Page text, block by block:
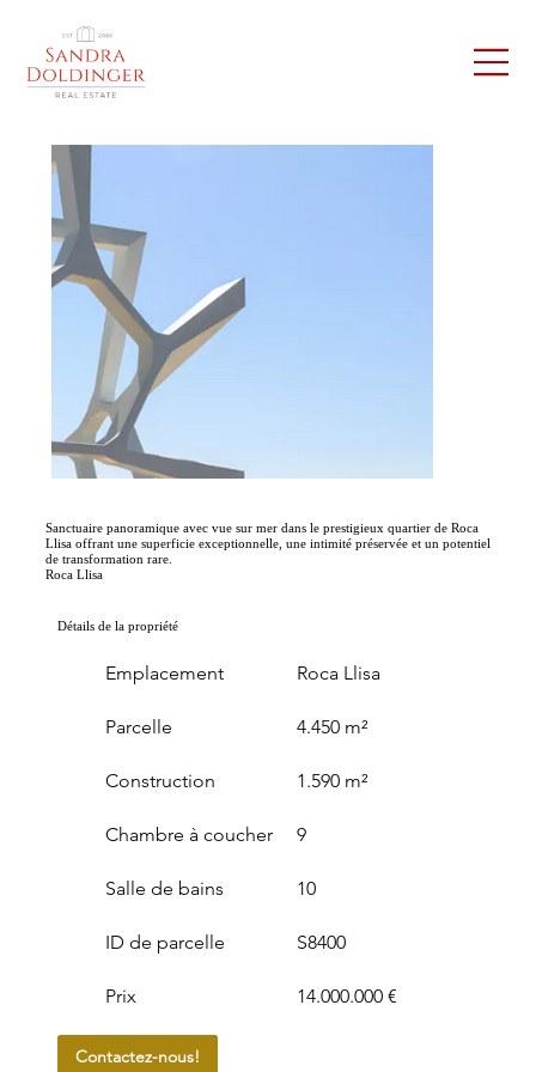
Sanctuaire panoramique avec vue sur mer dans le prestigieux quartier de Roca
Llisa offrant une superficie exceptionnelle, une intimité préservée et un potentiel
de transformation rare.
Roca Llisa
Détails de la propriété
Emplacement
Parcelle
Construction
Roca Llisa
4.450 m²
1.590 m²
Chambre à coucher
Salle de bains
9
10
ID de parcelle
Prix
S8400
14.000.000 €
Contactez-nous!